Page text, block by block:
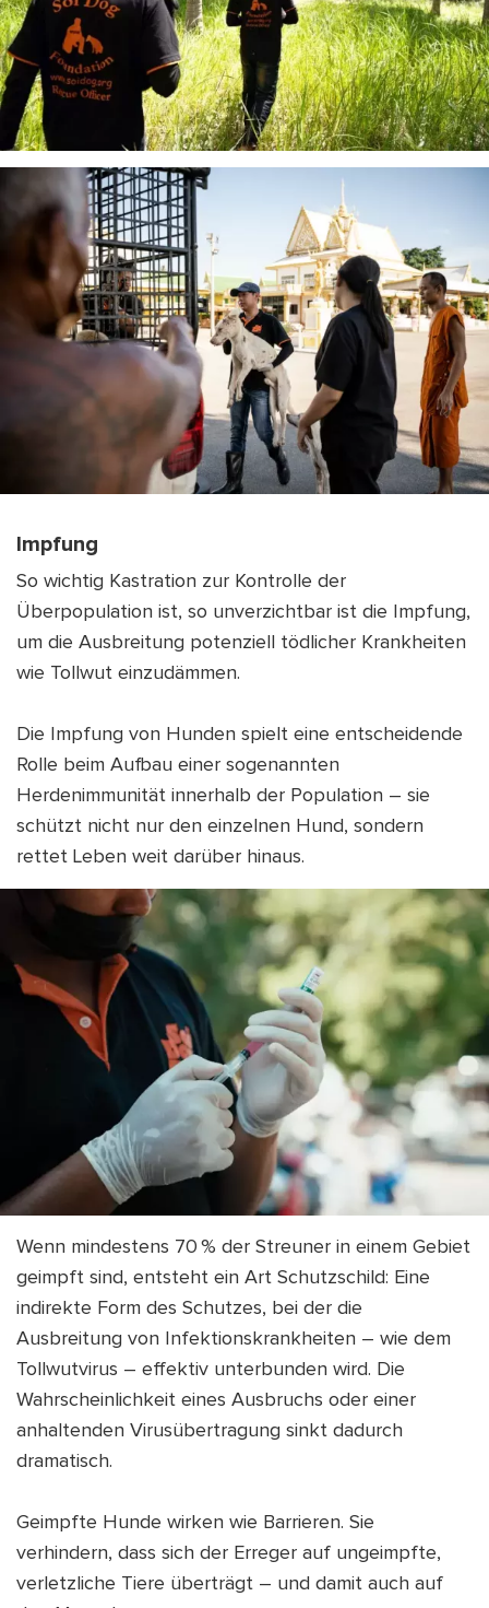
Impfung
So wichtig Kastration zur Kontrolle der
Überpopulation ist, so unverzichtbar ist die Impfung,
um die Ausbreitung potenziell tödlicher Krankheiten
wie Tollwut einzudämmen.
Die Impfung von Hunden spielt eine entscheidende
Rolle beim Aufbau einer sogenannten
Herdenimmunität innerhalb der Population – sie
schützt nicht nur den einzelnen Hund, sondern
rettet Leben weit darüber hinaus.
Wenn mindestens 70 % der Streuner in einem Gebiet
geimpft sind, entsteht ein Art Schutzschild: Eine
indirekte Form des Schutzes, bei der die
Ausbreitung von Infektionskrankheiten – wie dem
Tollwutvirus – effektiv unterbunden wird. Die
Wahrscheinlichkeit eines Ausbruchs oder einer
anhaltenden Virusübertragung sinkt dadurch
dramatisch.
Geimpfte Hunde wirken wie Barrieren. Sie
verhindern, dass sich der Erreger auf ungeimpfte,
verletzliche Tiere überträgt – und damit auch auf